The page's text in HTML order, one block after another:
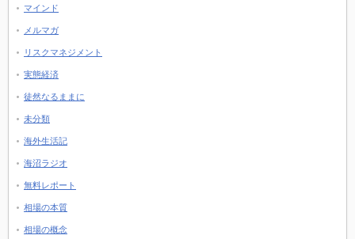
マインド
メルマガ
リスクマネジメント
実態経済
徒然なるままに
未分類
海外生活記
海沼ラジオ
無料レポート
相場の本質
相場の概念